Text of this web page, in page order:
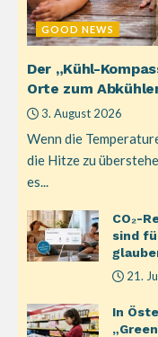
GOOD NEWS
Der „Kühl-
Orte zum
3. August 2026
Wenn die
die Hitze zu
es...
CO₂-
sind
21.
In